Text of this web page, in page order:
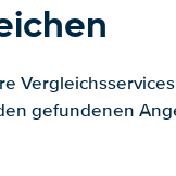
gefundenen